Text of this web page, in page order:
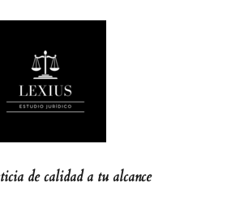
de calidad a tu alcance